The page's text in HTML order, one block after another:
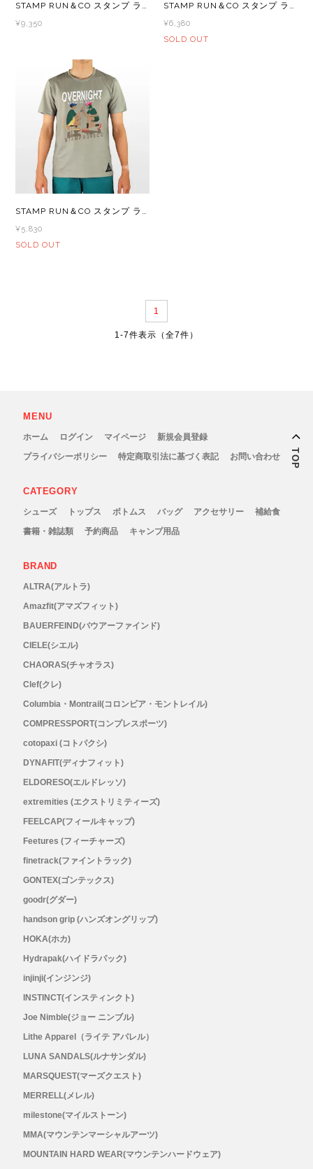
セット
injinji(インジンジ)
INSTINCT(インスティンクト)
Joe Nimble(ジョー ニンブル)
Lithe Apparel（ライテ アパレル）
LUNA SANDALS(ルナサンダル)
MARSQUEST(マーズクエスト)
ドウェア)
MYSTERY RANCH (ミステリーランチ)
New Era(ニューエラ)
New-HALE(ニューハレ)
NNORMAL(ノーマル)
NORTEC (ノルテック)
OLENO(オレノ)
OMM(オリジナルマウンテンマラソン)
On Running(オンランニング)
OOFOS (ウーフォス)
Outdoor Research (アウトドアリサーチ)
patagonia(パタゴニア)
PRO-TEC(プロテック)
R×L(アールエル)
Rab(ラブ)
ROARK(ロアーク)
RYOGEN(リョウゲン)
STAMP RUN＆CO スタンプ ランアンドコー EASY RUN SHORTS -BLACK メンズ・レディース ランショーツ ショートパンツ
¥9,350
STAMP RUN＆CO スタンプ ランアンドコー STAMP DAILY TANK (HOP(E) LESS -DAILY- ) メンズ・レディース ノースリーブシャツ タンクトップ
¥6,380
SOLD OUT
STAMP RUN＆CO スタンプ ランアンドコー STAMP GRAPHIC RUN TEE (OVER NIGHT RUNNING CLUB) メンズ・レディース 半袖 Tシャツ
¥5,830
SOLD OUT
1
1-7件表示（全7件）
MENU
ホーム ログイン マイページ
新規会員登録
プライバシーポリシー
特定商取引法に基づく表記 お問い合わせ
CATEGORY
シューズ トップス ボトムス バッグ アクセサリー
補給食
書籍・雑誌類
予約商品 キャンプ用品
BRAND
ALTRA(アルトラ)
Amazfit(アマズフィット)
BAUERFEIND(バウアーファインド)
CIELE(シエル)
CHAORAS(チャオラス)
Clef(クレ)
Columbia・Montrail(コロンビア・モントレイル)
COMPRESSPORT(コンプレスポーツ)
cotopaxi (コトパクシ)
DYNAFIT(ディナフィット)
ELDORESO(エルドレッソ)
extremities (エクストリミティーズ)
FEELCAP(フィールキャップ)
Feetures (フィーチャーズ)
finetrack(ファイントラック)
GONTEX(ゴンテックス)
goodr(グダー)
handson grip (ハンズオングリップ)
HOKA(ホカ)
Hydrapak(ハイドラパック)
injinji(インジンジ)
INSTINCT(インスティンクト)
Joe Nimble(ジョー ニンブル)
Lithe Apparel（ライテ アパレル）
LUNA SANDALS(ルナサンダル)
MARSQUEST(マーズクエスト)
MERRELL(メレル)
milestone(マイルストーン)
MMA(マウンテンマーシャルアーツ)
MOUNTAIN HARD WEAR(マウンテンハードウェア)
TOP